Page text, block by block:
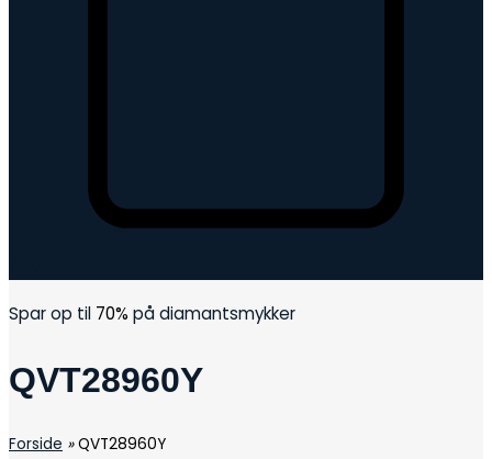
Spar op til 70% på diamantsmykker
QVT28960Y
Forside » QVT28960Y